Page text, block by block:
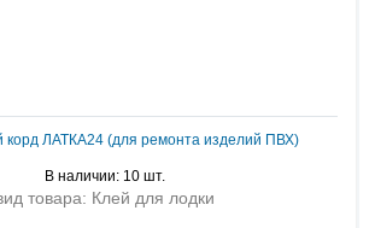
ЛАТКА24 (для ремонта изделий ПВХ)
В наличии: 10 шт.
товара: Клей для лодки